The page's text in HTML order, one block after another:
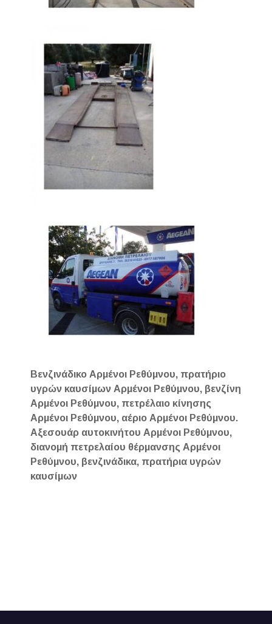
Βενζινάδικο Αρμένοι Ρεθύμνου, πρατήριο
υγρών καυσίμων Αρμένοι Ρεθύμνου, βενζίνη
Αρμένοι Ρεθύμνου, πετρέλαιο κίνησης
Αρμένοι Ρεθύμνου, αέριο Αρμένοι Ρεθύμνου.
Αξεσουάρ αυτοκινήτου Αρμένοι Ρεθύμνου,
διανομή πετρελαίου θέρμανσης Αρμένοι
Ρεθύμνου, βενζινάδικα, πρατήρια υγρών
καυσίμων